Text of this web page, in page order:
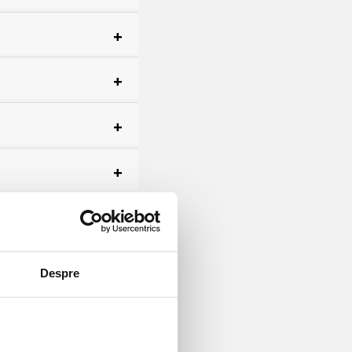
Despre